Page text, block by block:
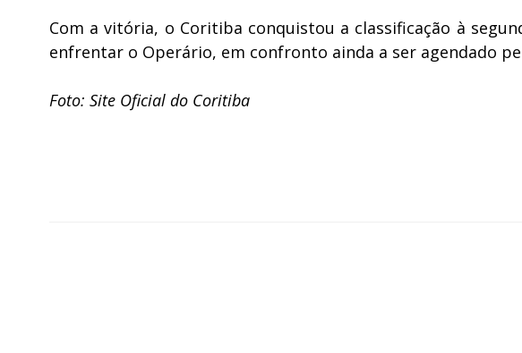
Com a vitória, o Coritiba conquistou a classificação à
enfrentar o Operário, em confronto ainda a ser agendado
Foto: Site Oficial do Coritiba